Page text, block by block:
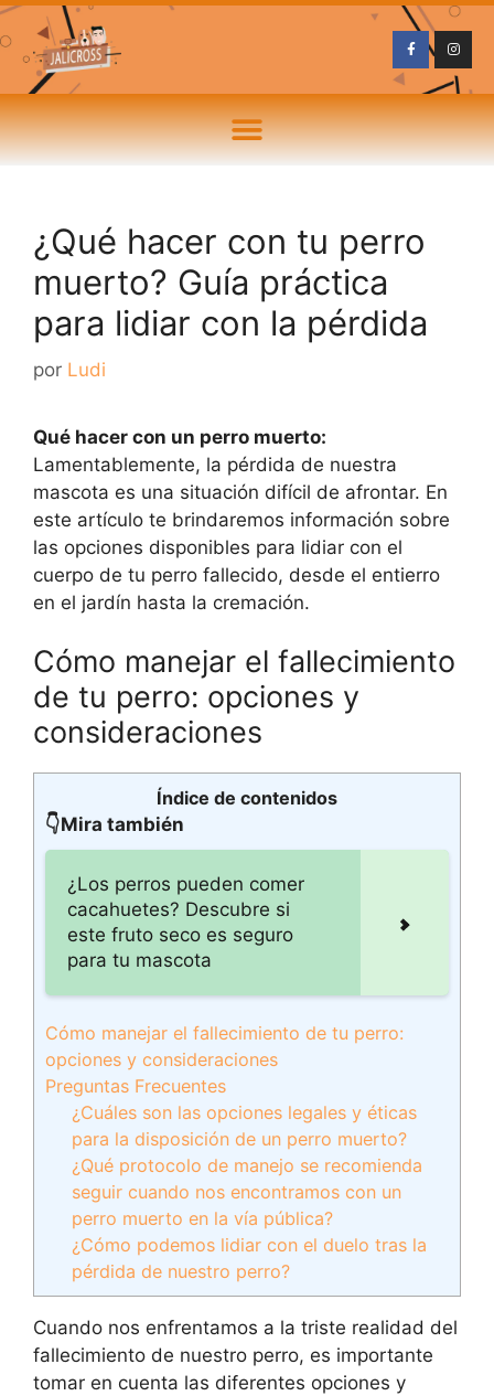
¿Qué hacer con tu perro
muerto? Guía práctica
para lidiar con la pérdida
por Ludi
Qué hacer con un perro muerto:
Lamentablemente, la pérdida de nuestra
mascota es una situación difícil de afrontar. En
este artículo te brindaremos información sobre
las opciones disponibles para lidiar con el
cuerpo de tu perro fallecido, desde el entierro
en el jardín hasta la cremación.
Cómo manejar el fallecimiento
de tu perro: opciones y
consideraciones
Índice de contenidos
👇Mira también
¿Los perros pueden comer
cacahuetes? Descubre si
este fruto seco es seguro
para tu mascota
Cómo manejar el fallecimiento de tu perro:
opciones y consideraciones
Preguntas Frecuentes
¿Cuáles son las opciones legales y éticas
para la disposición de un perro muerto?
¿Qué protocolo de manejo se recomienda
seguir cuando nos encontramos con un
perro muerto en la vía pública?
¿Cómo podemos lidiar con el duelo tras la
pérdida de nuestro perro?
Cuando nos enfrentamos a la triste realidad del
fallecimiento de nuestro perro, es importante
tomar en cuenta las diferentes opciones y